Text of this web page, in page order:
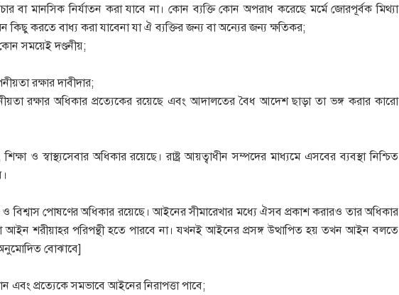
বা মানসিক নির্যাতন করা যাবে না। কোন ব্যক্তি কোন অপরাধ করেছে মর্মে জোরপূর্বক মিথ্যা
কিছু করতে বাধ্য করা যাবেনা যা ঐ ব্যক্তির জন্য বা অন্যের জন্য ক্ষতিকর;
সময়েই দণ্ডনীয়;
রক্ষার দাবীদার;
রক্ষার অধিকার প্রত্যেকের রয়েছে এবং আদালতের বৈধ আদেশ ছাড়া তা ভঙ্গ করার কারো
শিক্ষা ও স্বাস্থ্যসেবার অধিকার রয়েছে। রাষ্ট্র আয়ত্বাধীন সম্পদের মাধ্যমে এসবের ব্যবস্থা নিশ্চিত
ও বিশ্বাস পোষণের অধিকার রয়েছে। আইনের সীমারেখার মধ্যে ঐসব প্রকাশ করারও তার অধিকার
আইন শরীয়াহর পরিপন্থী হতে পারবে না। যখনই আইনের প্রসঙ্গ উত্থাপিত হয় তখন আইন বলতে
বোঝাবে]
প্রত্যেকে সমভাবে আইনের নিরাপত্তা পাবে;